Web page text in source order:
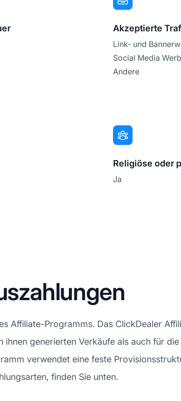
Akzeptierte
Link- und
Social Media
Andere
Religiöse oder
Ja
Affiliate-Programms. Das ClickDealer
generierten Verkäufe als auch für
verwendet eine feste
finden Sie unten.